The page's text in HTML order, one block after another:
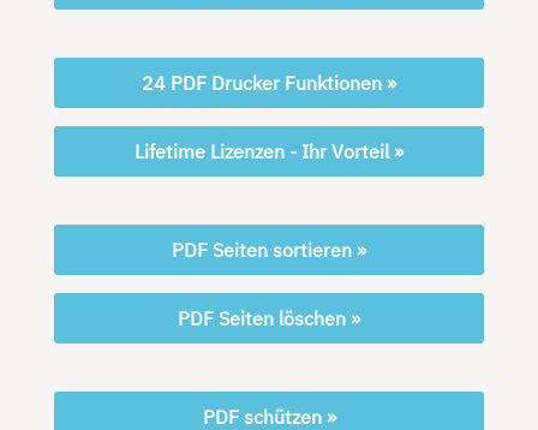
24 PDF Drucker Funktionen »
Lifetime Lizenzen - Ihr Vorteil »
PDF Seiten sortieren »
PDF Seiten löschen »
PDF schützen »